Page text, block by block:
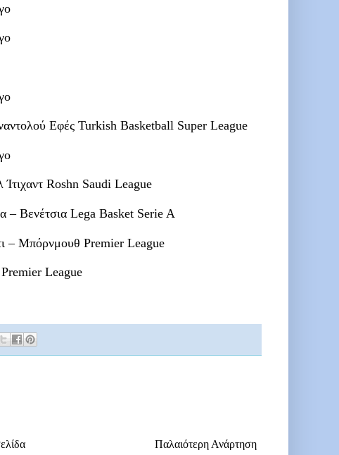
Εφές Turkish Basketball Super League
Roshn Saudi League
Βενέτσια Lega Basket Serie A
– Μπόρνμουθ Premier League
League
Παλαιότερη Ανάρτηση